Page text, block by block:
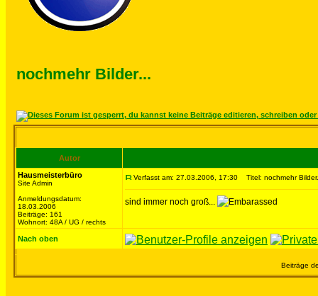
nochmehr Bilder...
Autor
Hausmeisterbüro
Site Admin
Anmeldungsdatum:
18.03.2006
Beiträge: 161
Wohnort: 48A / UG / rechts
Verfasst am: 27.03.2006, 17:30 Titel: nochmehr
sind immer noch groß...
Nach oben
Beiträge